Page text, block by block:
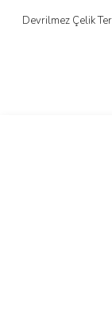
Devrilmez Çelik